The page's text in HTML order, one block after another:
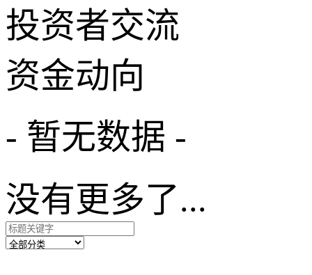
投资者交流
资金动向
- 暂无数据 -
没有更多了...